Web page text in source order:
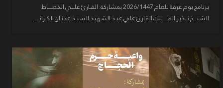
برنامج بوم عرفة للعام 2026/1447 بمشاركة: القـارئ علـــي الخطــــاط
الشيـــخ نــذير المـــــــلك القارئ علي عبـد الشهيد السيـد عدنـان الكـرانـــ...